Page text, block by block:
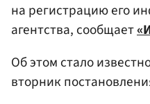
на регистрацию его
агентства, сообщает
Об этом стало
вторник